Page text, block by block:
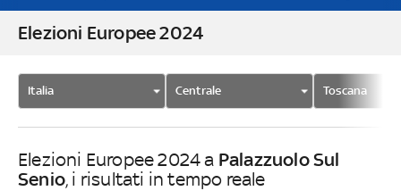
Elezioni Europee 2024
Italia Centrale Toscana
Elezioni Europee 2024 a Palazzuolo Sul
Senio, i risultati in tempo reale